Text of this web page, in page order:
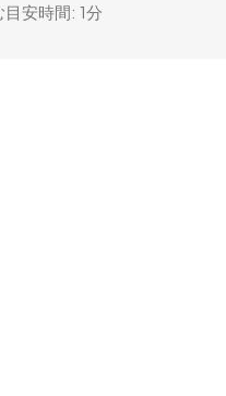
安時間: 1分
リシー